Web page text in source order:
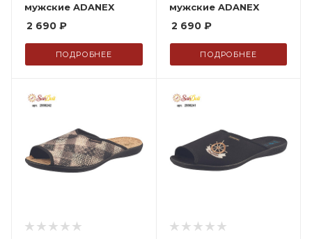
мужские ADANEX
2 690 ₽
ПОДРОБНЕЕ
мужские ADANEX
2 690₽
ПОДРОБНЕЕ